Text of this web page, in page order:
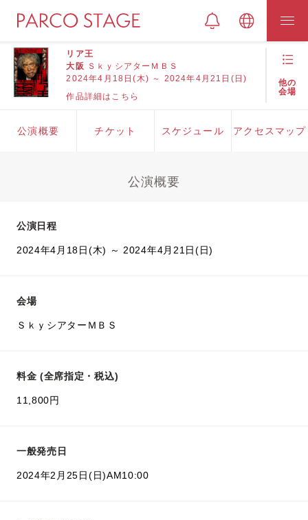
リア王
大阪
ＳｋｙシアターＭＢＳ
2024年4月18日(木) ～ 2024年4月21日(日)
作品詳細はこちら
他の
会場
公演概要 チケット スケジュール アクセスマップ
公演概要
公演日程
2024年4月18日(木) ～ 2024年4月21日(日)
会場
ＳｋｙシアターＭＢＳ
料金 (全席指定・税込)
11,800円
一般発売日
2024年2月25日(日)AM10:00